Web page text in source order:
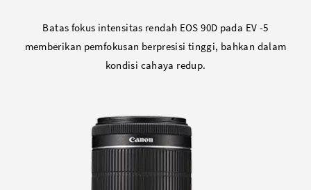
Batas fokus intensitas rendah EOS 90D pada EV -5
memberikan pemfokusan berpresisi tinggi, bahkan dalam
kondisi cahaya redup.